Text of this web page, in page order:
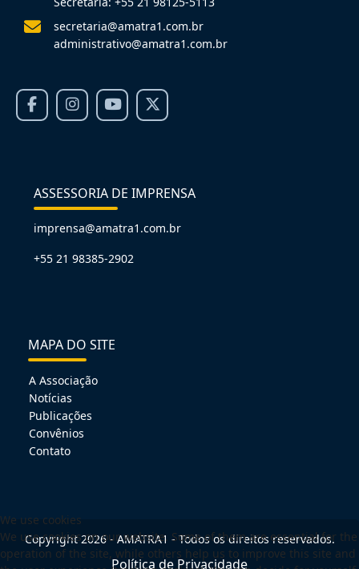
secretaria@amatra1.com.br
administrativo@amatra1.com.br
ASSESSORIA DE IMPRENSA
imprensa@amatra1.com.br
+55 21 98385-2902
MAPA DO SITE
A Associação
Notícias
Publicações
Convênios
Contato
Copyright 2026 - AMATRA1 - Todos os direitos reservados.
Política de Privacidade
We use cookies
We use cookies on our website. Some of them are essential for the
operation of the site, while others help us to improve this site and